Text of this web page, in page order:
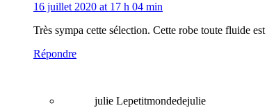
16 juillet 2020 at 17 h 04 min
Très sympa cette sélection. Cette robe toute fluide
Répondre
julie Lepetitmondedejulie